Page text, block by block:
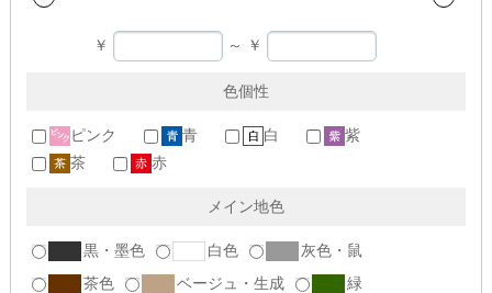
￥ ～ ￥
色個性
ピンク 青 白
紫
茶
赤
メイン地色
黒・墨色 白色
灰色・鼠
茶色
ベージュ・生成
緑